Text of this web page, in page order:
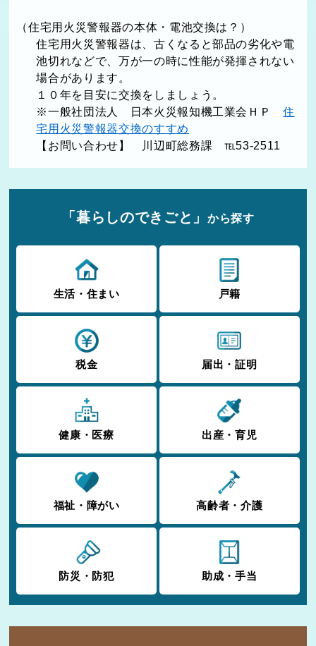
（住宅用火災警報器の本体・電池交換は？）
住宅用火災警報器は、古くなると部品の劣化や電
池切れなどで、万が一の時に性能が発揮されない
場合があります。
１０年を目安に交換をしましょう。
※一般社団法人 日本火災報知機工業会ＨＰ住
宅用火災警報器交換のすすめ
【お問い合わせ】 川辺町総務課 ℡53-2511
「暮らしのできごと」 から探す
生活・住まい 戸籍
税金 届出・証明
健康・医療 出産・育児
福祉・障がい 高齢者・介護
防災・防犯 助成・手当